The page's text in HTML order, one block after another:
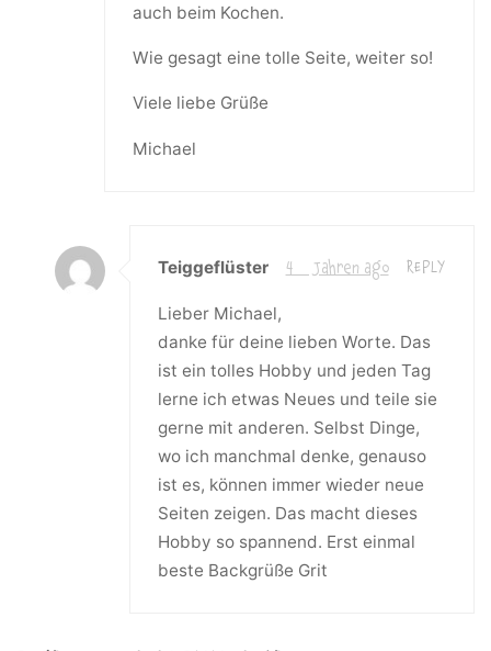
auch beim Kochen.
Wie gesagt eine tolle Seite, weiter so!
Viele liebe Grüße
Michael
Teiggeflüster 4 Jahren ago REPLY
Lieber Michael,
danke für deine lieben Worte. Das
ist ein tolles Hobby und jeden Tag
lerne ich etwas Neues und teile sie
gerne mit anderen. Selbst Dinge,
wo ich manchmal denke, genauso
ist es, können immer wieder neue
Seiten zeigen. Das macht dieses
Hobby so spannend. Erst einmal
beste Backgrüße Grit